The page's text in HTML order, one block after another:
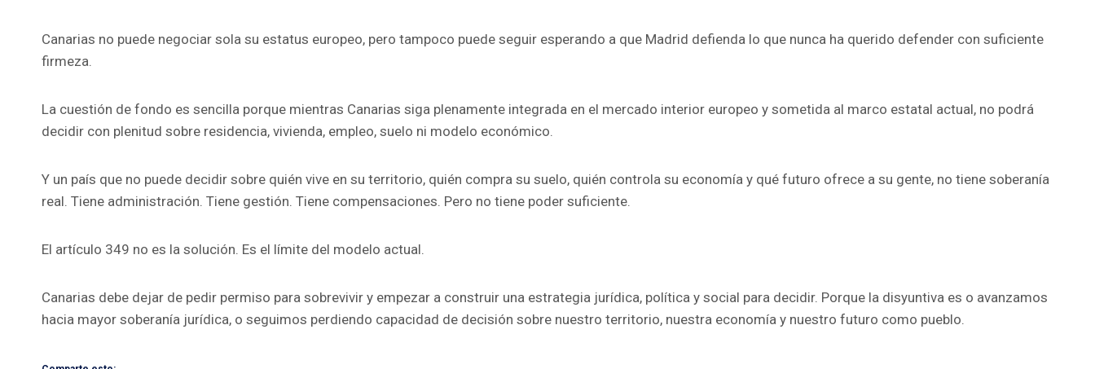
Canarias no puede negociar sola su estatus europeo, pero tampoco puede seguir esperando a que Madrid defienda lo que nunca ha querido defender con suficiente
firmeza.
La cuestión de fondo es sencilla porque mientras Canarias siga plenamente integrada en el mercado interior europeo y sometida al marco estatal actual, no podrá
decidir con plenitud sobre residencia, vivienda, empleo, suelo ni modelo económico.
Y un país que no puede decidir sobre quién vive en su territorio, quién compra su suelo, quién controla su economía y qué futuro ofrece a su gente, no tiene soberanía
real. Tiene administración. Tiene gestión. Tiene compensaciones. Pero no tiene poder suficiente.
El artículo 349 no es la solución. Es el límite del modelo actual.
Canarias debe dejar de pedir permiso para sobrevivir y empezar a construir una estrategia jurídica, política y social para decidir. Porque la disyuntiva es o avanzamos
hacia mayor soberanía jurídica, o seguimos perdiendo capacidad de decisión sobre nuestro territorio, nuestra economía y nuestro futuro como pueblo.